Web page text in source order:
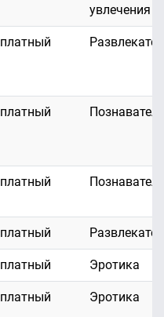
увлечения
платный
платный
платный
платный
платный Эротика
платный Эротика